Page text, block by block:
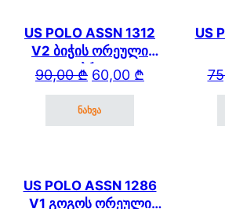
US POLO ASSN 1312
V2 ბიჭის ორეული
კაპრით
90,00₾ Original price was: 90,00
60,00 ₾
Current price is: 60,00 ₾.
ნახვა
US
US POLO ASSN 1286
V1 გოგოს ორეული